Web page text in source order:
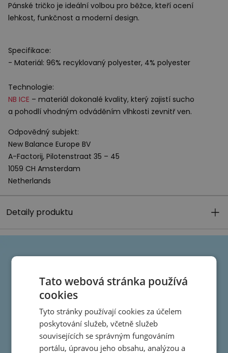
Pánské tričko je ideální volbou pro běžce, kteří ocení
lehkost, funkčnost a moderní design.
Specifikace:
- Materiál: 96% recyklovaný polyester, 4% polyester
Technologie:
NB ICE – materiál dokonalé kvality, který zajistí sucho
a pohodlí vhodným odváděním vlhkosti zevnitř ven.
Odpovědný subjekt:
New Balance Europe BV
A-Factorij, Pilotenstraat 35 – 45
1059 CH Amsterdam
Netherlands
Detaily produktu
Tato webová stránka používá
cookies
Tyto stránky používají cookies za účelem
poskytování služeb, včetně služeb
souvisejících se správným fungováním
portálu, úpravou jeho obsahu, analýzou a